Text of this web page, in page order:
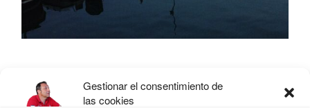
Gestionar el consentimiento de
las cookies